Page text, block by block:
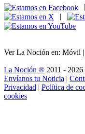
|
Ver La Noción en: Móvil |
La Noción ® 2011 - 2026
Envíanos tu Noticia |
Privacidad | Política de
cookies